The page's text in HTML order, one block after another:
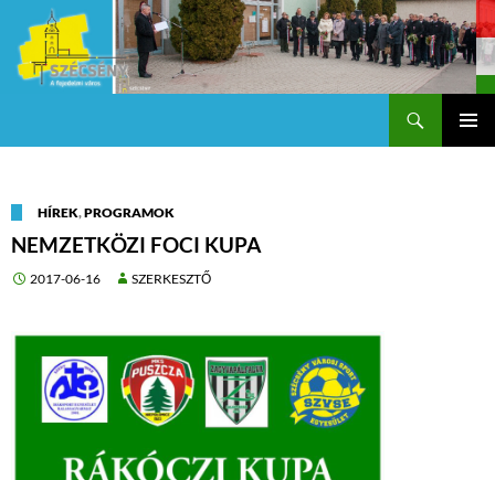
HÍREK,PROGRAMOK
NEMZETKÖZI FOCI KUPA
2017-06-16 SZERKESZTŐ